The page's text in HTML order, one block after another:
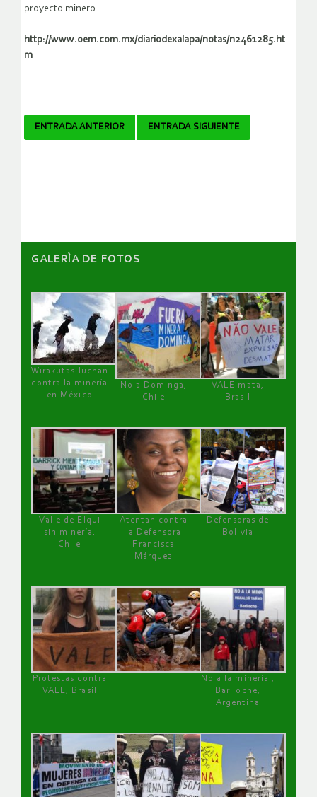
proyecto minero.
http://www.oem.com.mx/diariodexalapa/notas/n2461285.ht
m
Navegador
ENTRADA ANTERIOR ENTRADA SIGUIENTE
GALERÌA DE FOTOS
Wirakutas luchan
contra la minería
en México
No a Dominga,
Chile
VALE mata,
Brasil
Valle de Elqui
sin minería.
Chile
Atentan contra
la Defensora
Francisca
Márquez
Defensoras de
Bolivia
Protestas contra
VALE, Brasil
No a la minería ,
Bariloche,
Argentina